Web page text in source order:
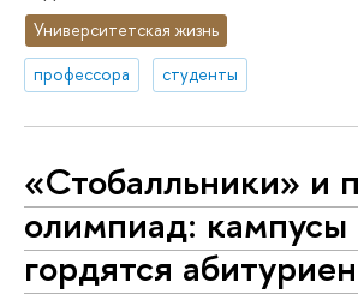
Университетская жизнь
профессора
студенты
«Стобалльники» и
олимпиад:
гордятся